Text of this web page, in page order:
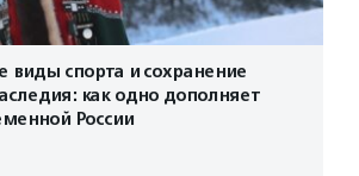
виды спорта и сохранение
как одно дополняет
России